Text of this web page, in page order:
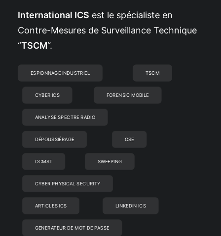
International ICS est le spécialiste en
Contre-Mesures de Surveillance Technique
“TSCM“.
ESPIONNAGE INDUSTRIEL TSCM
CYBER ICS FORENSIC MOBILE
ANALYSE SPECTRE RADIO
DÉPOUSSIÉRAGE OSE
OCMST SWEEPING
CYBER PHYSICAL SECURITY
ARTICLES ICS LINKEDIN ICS
GENERATEUR DE MOT DE PASSE